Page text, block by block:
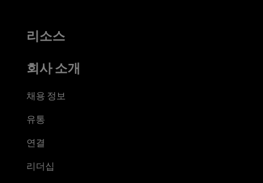
리소스
회사 소개
채용 정보
유통
연결
리더십